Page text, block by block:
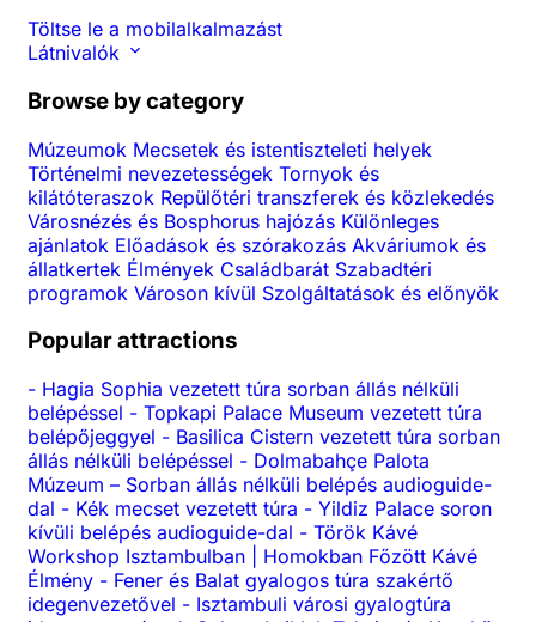
Töltse le a mobilalkalmazást
Látnivalók
Browse by category
Múzeumok Mecsetek és istentiszteleti helyek
Történelmi nevezetességek Tornyok és
kilátóteraszok Repülőtéri transzferek és közlekedés
Városnézés és Bosphorus hajózás Különleges
ajánlatok Előadások és szórakozás Akváriumok és
állatkertek Élmények Családbarát Szabadtéri
programok Városon kívül Szolgáltatások és előnyök
Popular attractions
- Hagia Sophia vezetett túra sorban állás nélküli
belépéssel - Topkapi Palace Museum vezetett túra
belépőjeggyel - Basilica Cistern vezetett túra sorban
állás nélküli belépéssel - Dolmabahçe Palota
Múzeum – Sorban állás nélküli belépés audioguide-
dal - Kék mecset vezetett túra - Yildiz Palace soron
kívüli belépés audioguide-dal - Török Kávé
Workshop Isztambulban | Homokban Főzött Kávé
Élmény - Fener és Balat gyalogos túra szakértő
idegenvezetővel - Isztambuli városi gyalogtúra